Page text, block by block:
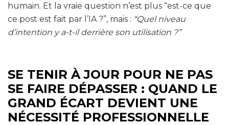
humain. Et la vraie question n’est plus “est-ce que
ce post est fait par l’IA ?”, mais : “Quel niveau
d’intention y a-t-il derrière son utilisation ?”
SE TENIR À JOUR POUR NE PAS
SE FAIRE DÉPASSER : QUAND LE
GRAND ÉCART DEVIENT UNE
NÉCESSITÉ PROFESSIONNELLE